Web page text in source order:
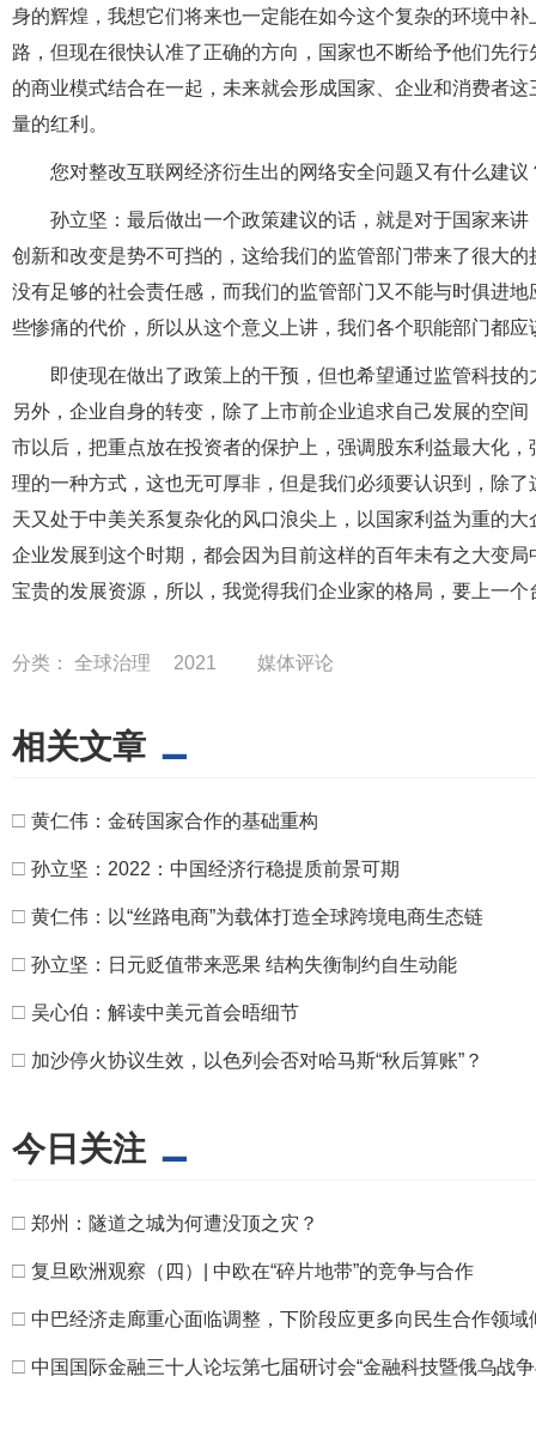
身的辉煌，我想它们将来也一定能在如今这个复杂的环境中
路，但现在很快认准了正确的方向，国家也不断给予他们先
的商业模式结合在一起，未来就会形成国家、企业和消费者
量的红利。
您对整改互联网经济衍生出的网络安全问题又有什么建议
孙立坚：最后做出一个政策建议的话，就是对于国家来
创新和改变是势不可挡的，这给我们的监管部门带来了很大
没有足够的社会责任感，而我们的监管部门又不能与时俱进
些惨痛的代价，所以从这个意义上讲，我们各个职能部门都
即使现在做出了政策上的干预，但也希望通过监管科技
另外，企业自身的转变，除了上市前企业追求自己发展的空
市以后，把重点放在投资者的保护上，强调股东利益最大化
理的一种方式，这也无可厚非，但是我们必须要认识到，除
天又处于中美关系复杂化的风口浪尖上，以国家利益为重的
企业发展到这个时期，都会因为目前这样的百年未有之大变
宝贵的发展资源，所以，我觉得我们企业家的格局，要上一个
分类： 全球治理 2021 媒体评论
相关文章
□ 黄仁伟：金砖国家合作的基础重构
□ 孙立坚：2022：中国经济行稳提质前景可期
□ 黄仁伟：以“丝路电商”为载体打造全球跨境电商生态链
□ 孙立坚：日元贬值带来恶果 结构失衡制约自生动能
□ 吴心伯：解读中美元首会晤细节
□ 加沙停火协议生效，以色列会否对哈马斯“秋后算账”？
今日关注
□ 郑州：隧道之城为何遭没顶之灾？
□ 复旦欧洲观察（四）| 中欧在“碎片地带”的竞争与合作
□ 中巴经济走廊重心面临调整，下阶段应更多向民生合作领域
□ 中国国际金融三十人论坛第七届研讨会“金融科技暨俄乌战